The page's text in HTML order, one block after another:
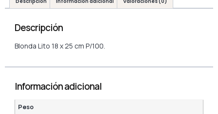
Descripción
Blonda Lito 18 x 25 cm P/100.
Información adicional
Peso